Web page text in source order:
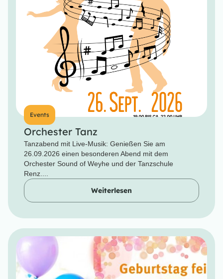
Events
Orchester Tanz
Tanzabend mit Live-Musik: Genießen Sie am
26.09.2026 einen besonderen Abend mit dem
Orchester Sound of Weyhe und der Tanzschule
Renz....
Weiterlesen